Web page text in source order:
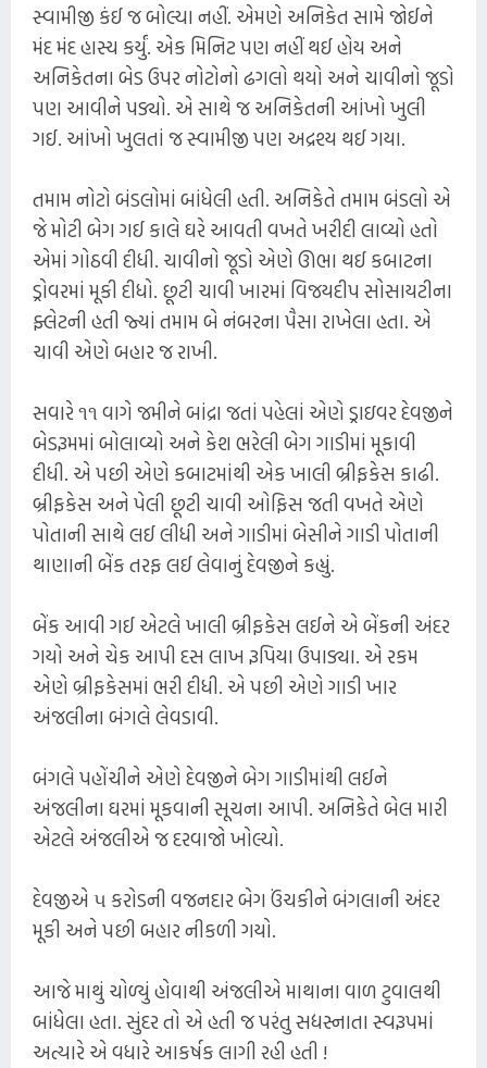
સ્વામીજી કંઈ જ બોલ્યા નહીં. એમણે અનિકેત સામે જોઈને
મંદ મંદ હાસ્ય કર્યું. એક મિનિટ પણ નહીં થઈ હોય અને
અનિકેતના બેડ ઉપર નોટોનો ઢગલો થયો અને ચાવીનો જૂડો
પણ આવીને પડ્યો. એ સાથે જ અનિકેતની આંખો ખુલી
ગઈ. આંખો ખુલતાં જ સ્વામીજી પણ અદ્રશ્ય થઈ ગયા.
તમામ નોટો બંડલોમાં બાંધેલી હતી. અનિકેતે તમામ બંડલો એ
જે મોટી બેગ ગઈ કાલે ઘરે આવતી વખતે ખરીદી લાવ્યો હતો
એમાં ગોઠવી દીધી. ચાવીનો જૂડો એણે ઊભા થઈ કબાટના
ડ્રોવરમાં મૂકી દીધો. છૂટી ચાવી ખારમાં વિજયદીપ સોસાયટીના
ફ્લેટની હતી જ્યાં તમામ બે નંબરના પૈસા રાખેલા હતા. એ
ચાવી એણે બહાર જ રાખી.
સવારે ૧૧ વાગે જમીને બાંદ્રા જતાં પહેલાં એણે ડ્રાઇવર દેવજીને
બેડરૂમમાં બોલાવ્યો અને કેશ ભરેલી બેગ ગાડીમાં મૂકાવી
દીધી. એ પછી એણે કબાટમાંથી એક ખાલી બ્રીફકેસ કાઢી.
બ્રીફકેસ અને પેલી છૂટી ચાવી ઓફિસ જતી વખતે એણે
પોતાની સાથે લઈ લીધી અને ગાડીમાં બેસીને ગાડી પોતાની
થાણાની બેંક તરફ લઈ લેવાનું દેવજીને કહ્યું.
બેંક આવી ગઈ એટલે ખાલી બ્રીફકેસ લઈને એ બેંકની અંદર
ગયો અને ચેક આપી દસ લાખ રૂપિયા ઉપાડ્યા. એ રકમ
એણે બ્રીફકેસમાં ભરી દીધી. એ પછી એણે ગાડી ખાર
અંજલીના બંગલે લેવડાવી.
બંગલે પહોંચીને એણે દેવજીને બેગ ગાડીમાંથી લઈને
અંજલીના ઘરમાં મૂકવાની સૂચના આપી. અનિકેતે બેલ મારી
એટલે અંજલીએ જ દરવાજો ખોલ્યો.
દેવજીએ ૫ કરોડની વજનદાર બેગ ઉંચકીને બંગલાની અંદર
મૂકી અને પછી બહાર નીકળી ગયો.
આજે માથું ચોળ્યું હોવાથી અંજલીએ માથાના વાળ ટુવાલથી
બાંધેલા હતા. સુંદર તો એ હતી જ પરંતુ સદ્યસ્નાતા સ્વરૂપમાં
અત્યારે એ વધારે આકર્ષક લાગી રહી હતી !